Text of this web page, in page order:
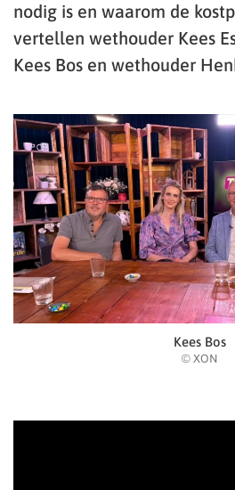
nodig is en waarom de
vertellen wethouder Kees
Kees Bos en wethouder
Kees Bos
© XON